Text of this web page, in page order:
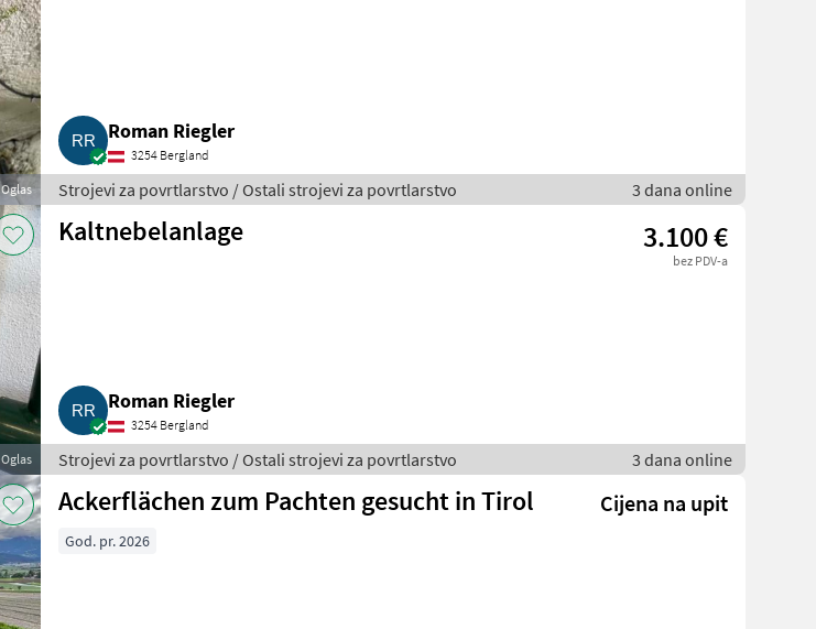
Oglas
Roman Riegler
3254 Bergland
Strojevi za povrtlarstvo / Ostali strojevi za povrtlarstvo 3 dana online
Oglas
Kaltnebelanlage 3.100 €
bez PDV-a
Roman Riegler
3254 Bergland
Strojevi za povrtlarstvo / Ostali strojevi za povrtlarstvo 3 dana online
Ackerflächen zum Pachten gesucht in Tirol Cijena na upit
God. pr. 2026